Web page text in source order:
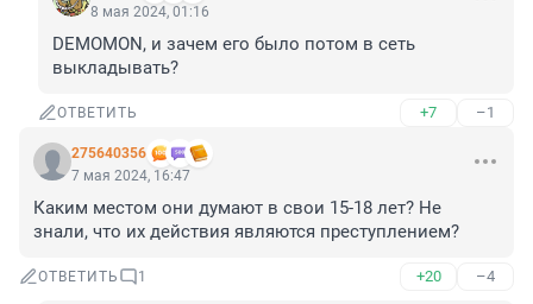
8 мая 2024, 01:16
DEMOMON, и зачем его было потом в сеть
выкладывать?
ОТВЕТИТЬ +7 –1
275640356
7 мая 2024, 16:47
Каким местом они думают в свои 15-18 лет? Не
знали, что их действия являются преступлением?
ОТВЕТИТЬ 1 +20 –4